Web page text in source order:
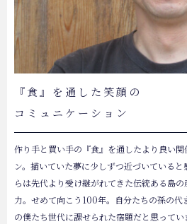
『食』を通した笑顔の
コミュニケーション
作り手と買い手の『食』を通したより良い
ン。描いていた夢に少しずつ近づいている
らは先代より受け継がれてきた伝統ある島
力。せめて向こう100年。自分たちの孫の
の僕たち世代に課せられた宿題だと思って